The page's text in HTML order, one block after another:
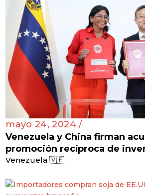
mayo 24, 2024 /
Venezuela y China firman
promoción recíproca de
Venezuela 🇻🇪